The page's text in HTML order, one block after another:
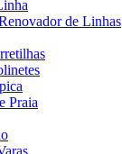
de Linhas
Praia